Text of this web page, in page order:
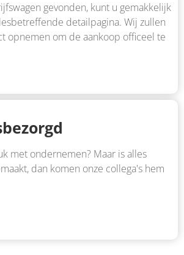
gevonden, kunt u gemakkelijk
detailpagina. Wij zullen
opnemen om de aankoop officeel te
met ondernemen? Maar is alles
dan komen onze collega's hem